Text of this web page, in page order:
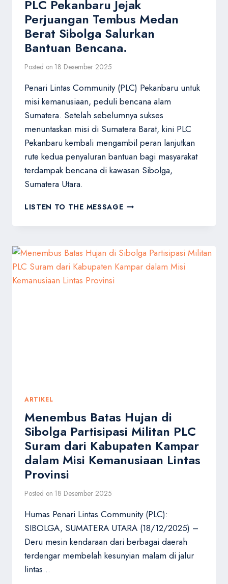
PLC Pekanbaru Jejak
Perjuangan Tembus Medan
Berat Sibolga Salurkan
Bantuan Bencana.
Posted on 18 Desember 2025
Penari Lintas Community (PLC) Pekanbaru untuk
misi kemanusiaan, peduli bencana alam
Sumatera. Setelah sebelumnya sukses
menuntaskan misi di Sumatera Barat, kini PLC
Pekanbaru kembali mengambil peran lanjutkan
rute kedua penyaluran bantuan bagi masyarakat
terdampak bencana di kawasan Sibolga,
Sumatera Utara.
LISTEN TO THE MESSAGEPLC
JEJAK
TEMBUS
MEDAN
BERAT
ARTIKEL
Menembus Batas Hujan di
Sibolga Partisipasi Militan PLC
Suram dari Kabupaten Kampar
dalam Misi Kemanusiaan Lintas
Provinsi
Posted on 18 Desember 2025
Humas Penari Lintas Community (PLC):
SIBOLGA, SUMATERA UTARA (18/12/2025) –
Deru mesin kendaraan dari berbagai daerah
terdengar membelah kesunyian malam di jalur
lintas…